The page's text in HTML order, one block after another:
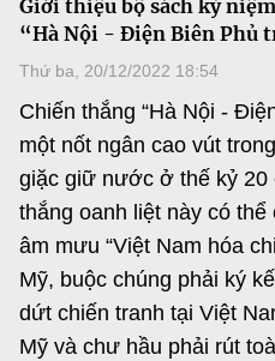
Sở Khoa học và Công
Chuyển đổi số
Sở hữu trí tuệ
Tiêu chuẩn, đo lường,
Năng lượng nguyên tử
Văn bản QPPL
Lấy ý kiến người dân về
MST IOFFICE
THỐNG KÊ
Khoa học và Công nghệ
Đổi mới sáng tạo
Chuyển đổi số
Bưu chính, Viễn thông
Multimedia
THƯ ĐIỆN TỬ
Khác
Videos
Infographic
Giới thiệu bộ sách kỷ
“Hà Nội - Điện Biên Phủ
Thứ ba, 20/12/2022 18:54
Chiến thắng “Hà Nội -
một nốt ngân cao vút
giặc giữ nước ở thế kỷ 20
thắng oanh liệt này có thể
âm mưu “Việt Nam hóa
Mỹ, buộc chúng phải ký
dứt chiến tranh tại Việt
Mỹ và chư hầu phải rút